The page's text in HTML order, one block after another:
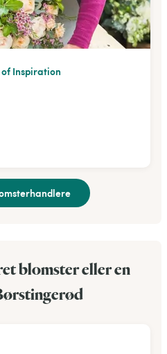
of Inspiration
blomster eller en